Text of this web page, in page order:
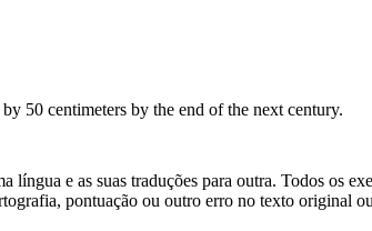
50 centimeters by the end of the next century.
língua e as suas traduções para outra. Todos os
pontuação ou outro erro no texto original